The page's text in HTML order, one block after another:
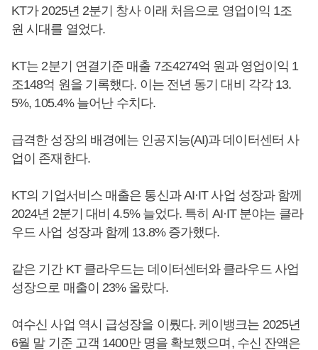
KT가 2025년 2분기 창사 이래 처음으로 영업이익 1조
원 시대를 열었다.
KT는 2분기 연결기준 매출 7조4274억 원과 영업이익 1
조148억 원을 기록했다. 이는 전년 동기 대비 각각 13.
5%, 105.4% 늘어난 수치다.
급격한 성장의 배경에는 인공지능(AI)과 데이터센터 사
업이 존재한다.
KT의 기업서비스 매출은 통신과 AI·IT 사업 성장과 함께
2024년 2분기 대비 4.5% 늘었다. 특히 AI·IT 분야는 클라
우드 사업 성장과 함께 13.8% 증가했다.
같은 기간 KT 클라우드는 데이터센터와 클라우드 사업
성장으로 매출이 23% 올랐다.
여수신 사업 역시 급성장을 이뤘다. 케이뱅크는 2025년
6월 말 기준 고객 1400만 명을 확보했으며, 수신 잔액은